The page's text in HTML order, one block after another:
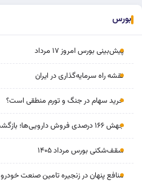
بورس
پیش‌بینی بورس امروز ۱۷ مرداد
نقشه راه سرمایه‌گذاری در ایران
خرید سهام در جنگ و تورم منطقی است؟
جهش ۱۶۶ درصدی فروش دارویی‌ها؛ بازگشت سودآوری به صنعت درمان
سقف‌شکنی بورس مرداد ۱۴۰۵
منافع پنهان در زنجیره تامین صنعت خودرو